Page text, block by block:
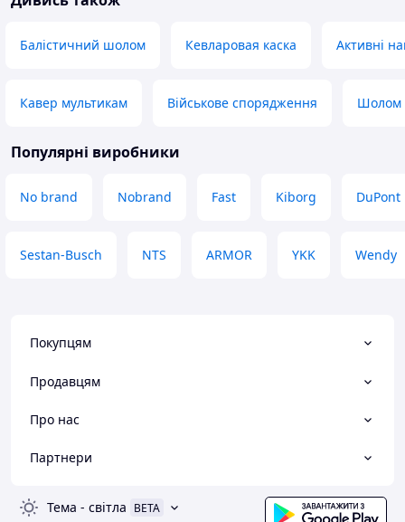
Балістичний шолом Кевларовая каска Активні
Кавер мультикам Військове спорядження Шолом
Популярні виробники
No brand Nobrand Fast Kiborg DuPont
Sestan-Busch NTS ARMOR YKK Wendy
Покупцям
Продавцям
Про нас
Партнери
Тема - світла BETA